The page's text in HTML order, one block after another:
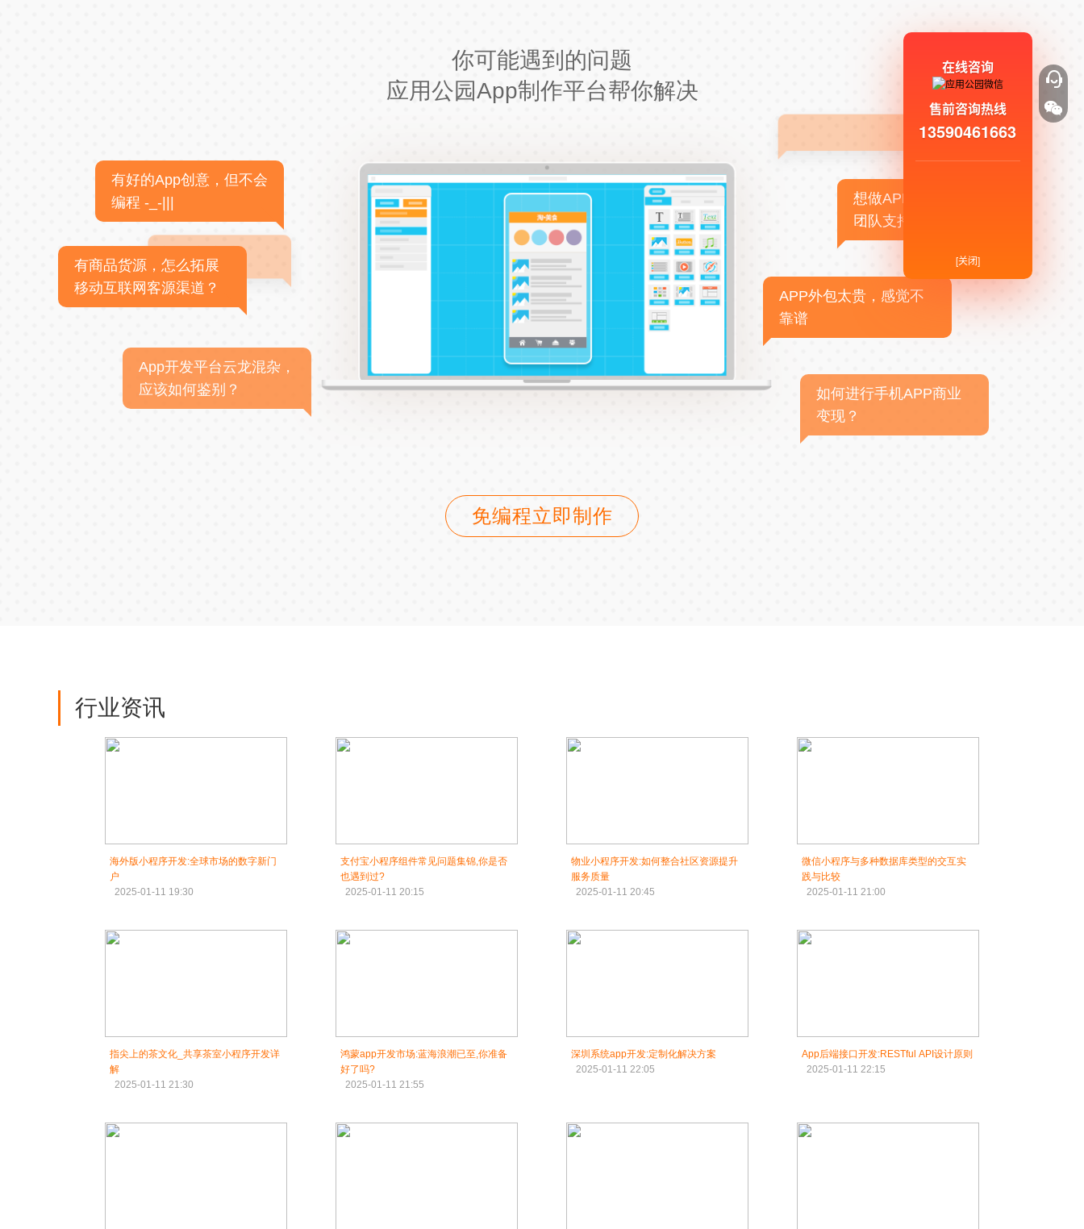
你可能遇到的问题
应用公园App制作平台帮你解决
有好的App创意，但不会
编程 -_-|||
有商品货源，怎么拓展
移动互联网客源渠道？
App开发平台云龙混杂，
应该如何鉴别？
想做APP，但没有技术
团队支持
APP外包太贵，感觉不
靠谱
如何进行手机APP商业
变现？
免编程立即制作
行业资讯
海外版小程序开发:全球市场的数字新门
户
2025-01-11 19:30
支付宝小程序组件常见问题集锦,你是否
也遇到过?
2025-01-11 20:15
物业小程序开发:如何整合社区资源提升
服务质量
2025-01-11 20:45
微信小程序与多种数据库类型的交互实
践与比较
2025-01-11 21:00
指尖上的茶文化_共享茶室小程序开发详
解
2025-01-11 21:30
鸿蒙app开发市场:蓝海浪潮已至,你准备
好了吗?
2025-01-11 21:55
深圳系统app开发:定制化解决方案
2025-01-11 22:05
App后端接口开发:RESTful API设计原则
2025-01-11 22:15
在线咨询
售前咨询热线
13590461663
[关闭]